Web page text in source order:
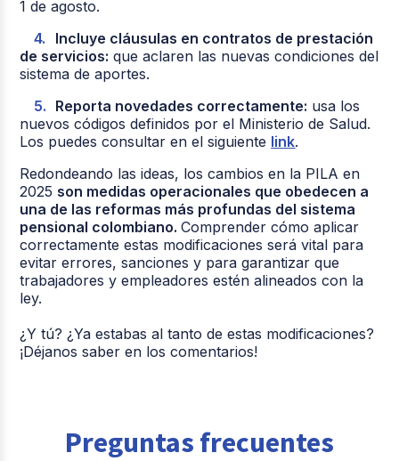
1 de agosto.
Incluye cláusulas en contratos de prestación
de servicios: que aclaren las nuevas condiciones del
sistema de aportes.
Reporta novedades correctamente: usa los
nuevos códigos definidos por el Ministerio de Salud.
Los puedes consultar en el siguiente link.
Redondeando las ideas, los cambios en la PILA en
2025 son medidas operacionales que obedecen a
una de las reformas más profundas del sistema
pensional colombiano.Comprender cómo aplicar
correctamente estas modificaciones será vital para
evitar errores, sanciones y para garantizar que
trabajadores y empleadores estén alineados con la
ley.
¿Y tú? ¿Ya estabas al tanto de estas modificaciones?
¡Déjanos saber en los comentarios!
Preguntas frecuentes